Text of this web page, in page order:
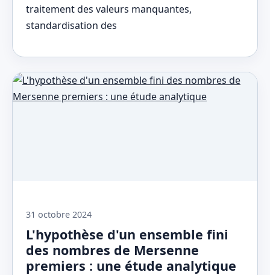
traitement des valeurs manquantes,
standardisation des
31 octobre 2024
L'hypothèse d'un ensemble fini
des nombres de Mersenne
premiers : une étude analytique